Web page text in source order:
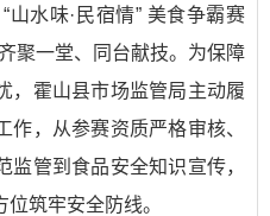
山水味·民宿情” 美食争霸赛
聚一堂、同台献技。为保障
，霍山县市场监管局主动履
，从参赛资质严格审核、
管到食品安全知识宣传，
筑牢安全防线。